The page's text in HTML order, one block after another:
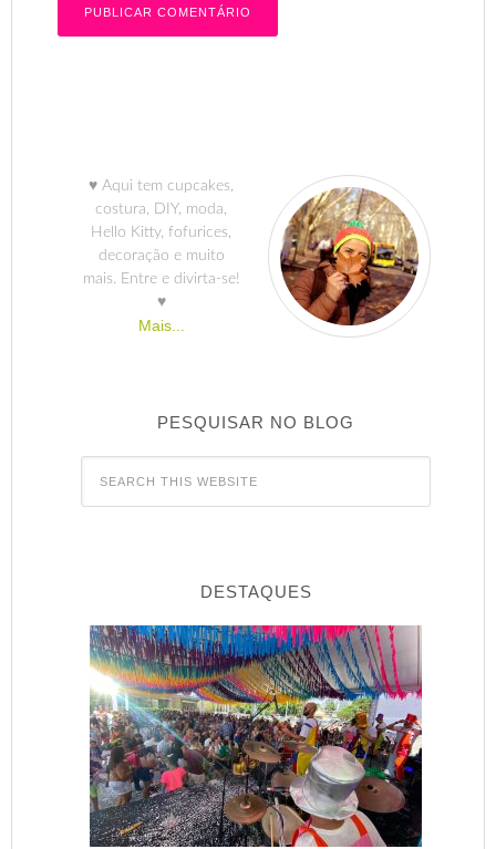
♥ Aqui tem cupcakes,
costura, DIY, moda,
Hello Kitty, fofurices,
decoração e muito
mais. Entre e divirta-se!
♥
Mais...
PESQUISAR NO BLOG
DESTAQUES